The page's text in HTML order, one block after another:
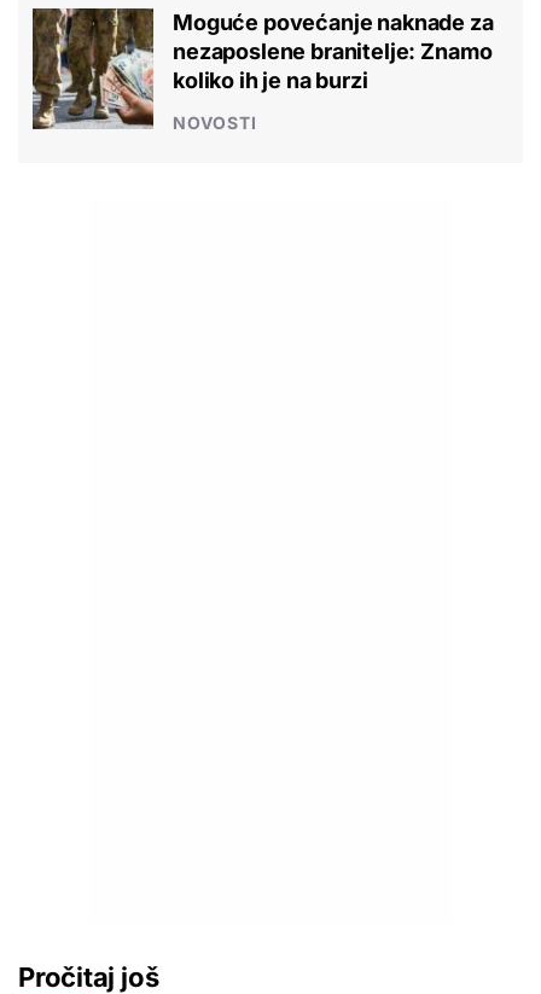
Moguće povećanje naknade za
nezaposlene branitelje: Znamo
koliko ih je na burzi
NOVOSTI
Pročitaj još